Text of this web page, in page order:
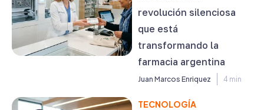
revolución silenciosa
que está
transformando la
farmacia argentina
Juan Marcos Enriquez 4 min
TECNOLOGÍA